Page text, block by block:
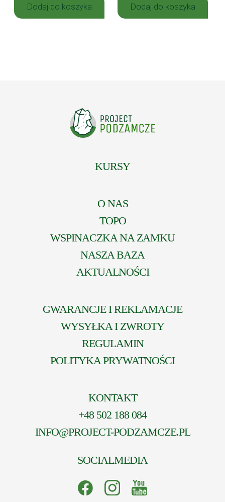
Dodaj do koszyka Dodaj do koszyka
KURSY
O NAS
TOPO
WSPINACZKA NA ZAMKU
NASZA BAZA
AKTUALNOŚCI
GWARANCJE I REKLAMACJE
WYSYŁKA I ZWROTY
REGULAMIN
POLITYKA PRYWATNOŚCI
KONTAKT
+48 502 188 084
INFO@PROJECT-PODZAMCZE.PL
SOCIALMEDIA